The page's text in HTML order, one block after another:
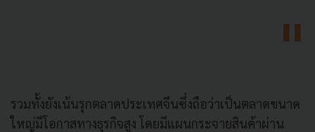
รวมทั้งยังเน้นรุกตลาดประเทศจีนซึ่งถือว่าเป็นตลาดขนาด
ใหญ่มีโอกาสทางธุรกิจสูง โดยมีแผนกระจายสินค้าผ่าน